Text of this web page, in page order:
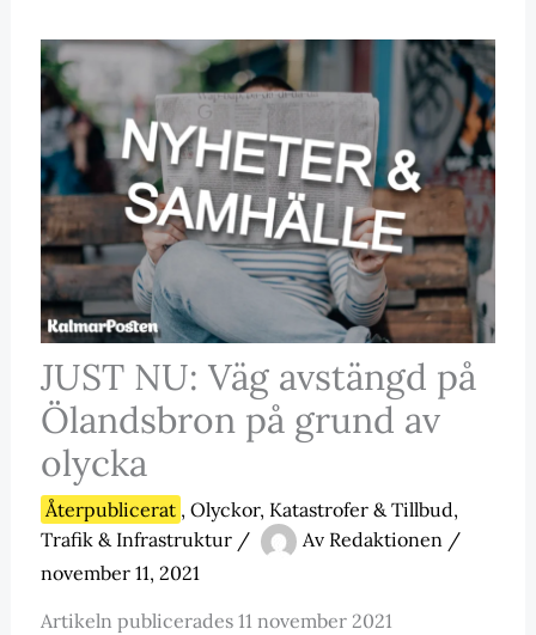
JUST NU: Väg avstängd på
Ölandsbron på grund av
olycka
Återpublicerat , Olyckor, Katastrofer & Tillbud,
Trafik & Infrastruktur/ Av Redaktionen /
november 11, 2021
Artikeln publicerades 11 november 2021